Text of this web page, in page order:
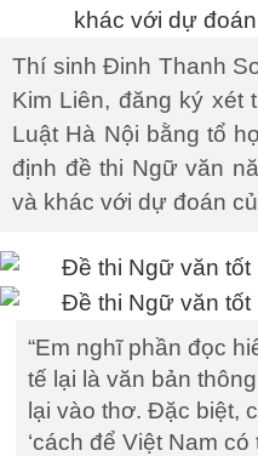
Thí sinh Đinh Thanh
Kim Liên, đăng ký xét
Luật Hà Nội bằng tổ
định đề thi Ngữ văn
và khác với dự đoán
“Em nghĩ phần đọc
tế lại là văn bản
lại vào thơ. Đặc biệt,
‘cách để Việt Nam